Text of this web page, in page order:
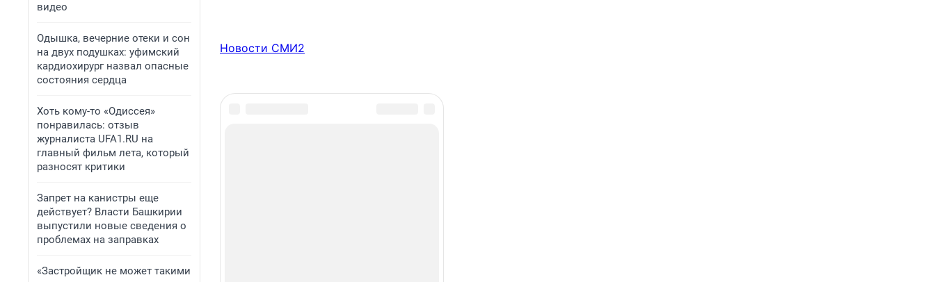
видео
Одышка, вечерние отеки и сон
на двух подушках: уфимский
кардиохирург назвал опасные
состояния сердца
Хоть кому-то «Одиссея»
понравилась: отзыв
журналиста UFA1.RU на
главный фильм лета, который
разносят критики
Запрет на канистры еще
действует? Власти Башкирии
выпустили новые сведения о
проблемах на заправках
«Застройщик не может такими
Новости СМИ2